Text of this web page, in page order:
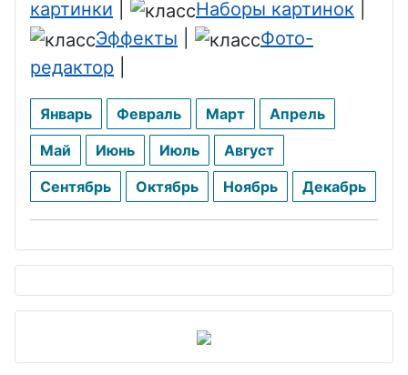
картинки
Наборы картинок
Эффекты
Фото-
редактор
Январь Февраль Март
Апрель
Май
Июнь Июль
Август
Сентябрь
Октябрь Ноябрь Декабрь